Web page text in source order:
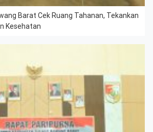
Barat Cek Ruang Tahanan, Tekankan
Kesehatan